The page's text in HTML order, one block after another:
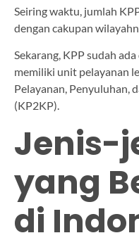
Seiring waktu, jumlah
dengan cakupan
Sekarang, KPP sudah
memiliki unit pelayanan
Pelayanan, Penyuluhan,
(KP2KP).
Jenis-
yang
di